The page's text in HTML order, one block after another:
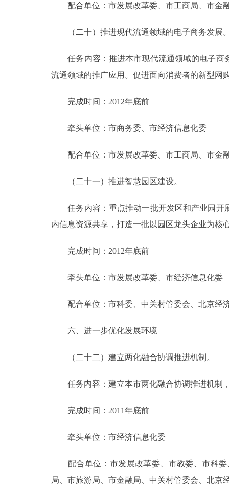
配合单位：市发展改革委、市工商局、市金
（二十）推进现代流通领域的电子商务发展
任务内容：推进本市现代流通领域的电子商
流通领域的推广应用。促进面向消费者的新型网
完成时间：2012年底前
牵头单位：市商务委、市经济信息化委
配合单位：市发展改革委、市工商局、市金
（二十一）推进智慧园区建设。
任务内容：重点推动一批开发区和产业园开
内信息资源共享，打造一批以园区龙头企业为核
完成时间：2012年底前
牵头单位：市发展改革委、市经济信息化委
配合单位：市科委、中关村管委会、北京经
六、进一步优化发展环境
（二十二）建立两化融合协调推进机制。
任务内容：建立本市两化融合协调推进机制
完成时间：2011年底前
牵头单位：市经济信息化委
配合单位：市发展改革委、市教委、市科委
局、市旅游局、市金融局、中关村管委会、北京